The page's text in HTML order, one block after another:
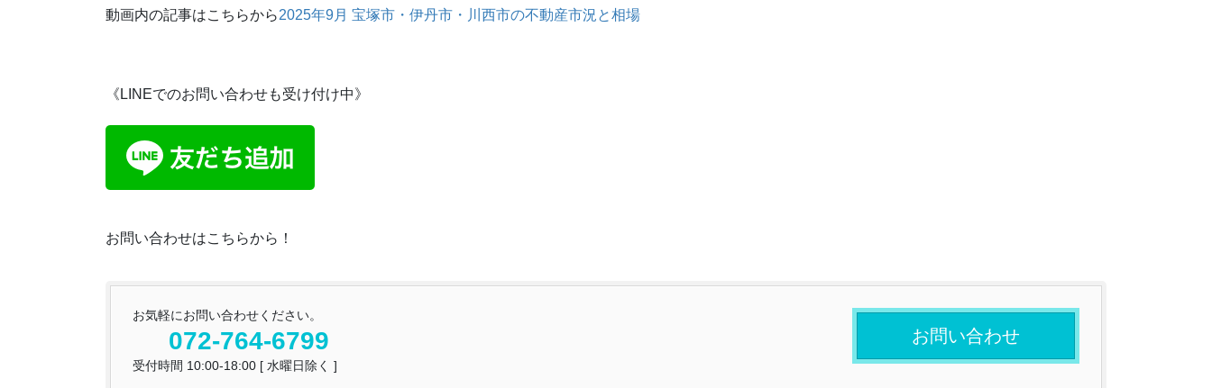
動画内の記事はこちらから2025年9月 宝塚市・伊丹市・川西市の不動産市況と相場
《LINEでのお問い合わせも受け付け中》
お問い合わせはこちらから！
お気軽にお問い合わせください。
072-764-6799
受付時間 10:00-18:00 [ 水曜日除く ]
お問い合わせ